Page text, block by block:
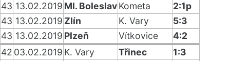
43 13.02.2019 Ml. BoleslavKometa
2:1p
43 13.02.2019 Zlín K. Vary
5:3
43 13.02.2019 Plzeň Vítkovice
4:2
42 03.02.2019 K. Vary Třinec
1:3